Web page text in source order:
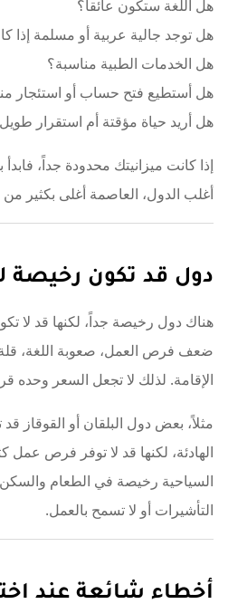
هل اللغة ستكون عائقاً؟
هل توجد جالية عربية أو مسلمة إذا
هل الخدمات الطبية مناسبة؟
هل أستطيع فتح حساب أو استئجار
هل أريد حياة مؤقتة أم استقرار
إذا كانت ميزانيتك محدودة جداً،
أغلب الدول، العاصمة أغلى بكثير من
دول قد تكون رخيصة
هناك دول رخيصة جداً، لكنها قد لا
ضعف فرص العمل، صعوبة اللغة،
الإقامة. لذلك لا تجعل السعر وحده
مثلاً، بعض دول البلقان أو القوقاز
الهادئة، لكنها قد لا توفر فرص عمل
السياحية رخيصة في الطعام
التأشيرات أو لا تسمح بالعمل.
أخطاء شائعة عند